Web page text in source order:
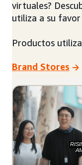
virtuales?
utiliza a su
Productos
Brand Stores